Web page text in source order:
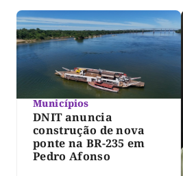
Municípios
DNIT anuncia
construção de nova
ponte na BR-235 em
Pedro Afonso